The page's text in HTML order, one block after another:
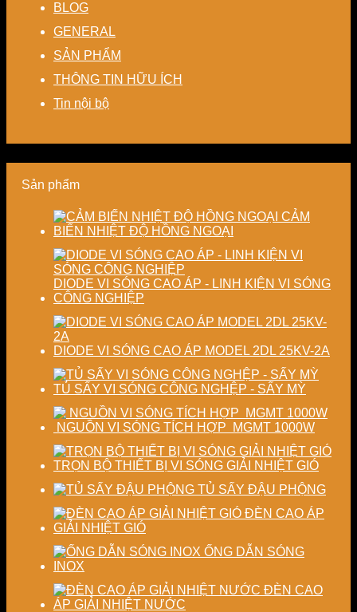
cho
nhà
máy
nâng
thành
chi
phí
sản
năng
chất
lượng
phẩm
thất
thoát
nhiệt
–
Giải
pháp
tiết
kiệm
lượng
định
lượng
sấy
nghiệp
BLOG
GENERAL
SẢN PHẨM
THÔNG TIN HỮU ÍCH
Tin nội bộ
Sản phẩm
CẢM
BIẾN NHIỆT ĐỘ HỒNG NGOẠI
DIODE VI SÓNG CAO ÁP - LINH KIỆN VI SÓNG
CÔNG NGHIỆP
DIODE VI SÓNG CAO ÁP MODEL 2DL 25KV-2A
TỦ SẤY VI SÓNG CÔNG NGHỆP - SẤY MỲ
NGUỒN VI SÓNG TÍCH HỢP MGMT 1000W
TRỌN BỘ THIẾT BỊ VI SÓNG GIẢI NHIỆT GIÓ
TỦ SẤY ĐẬU PHỘNG
ĐÈN CAO ÁP
GIẢI NHIỆT GIÓ
ỐNG DẪN SÓNG
INOX
ĐÈN CAO
ÁP GIẢI NHIỆT NƯỚC